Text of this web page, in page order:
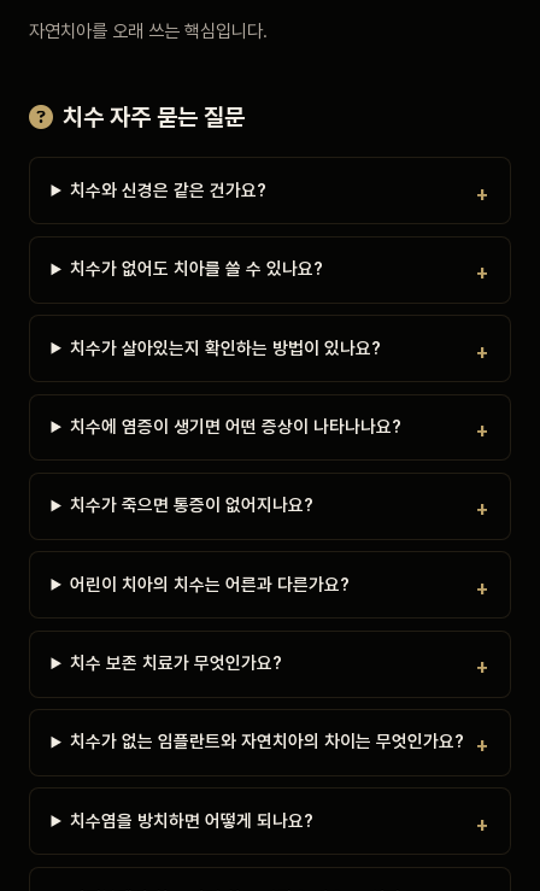
자연치아를 오래 쓰는 핵심입니다.
치수 자주 묻는 질문
치수와 신경은 같은 건가요?
치수가 없어도 치아를 쓸 수 있나요?
치수가 살아있는지 확인하는 방법이 있나요?
치수에 염증이 생기면 어떤 증상이 나타나나요?
치수가 죽으면 통증이 없어지나요?
어린이 치아의 치수는 어른과 다른가요?
치수 보존 치료가 무엇인가요?
치수가 없는 임플란트와 자연치아의 차이는 무엇인가요?
치수염을 방치하면 어떻게 되나요?